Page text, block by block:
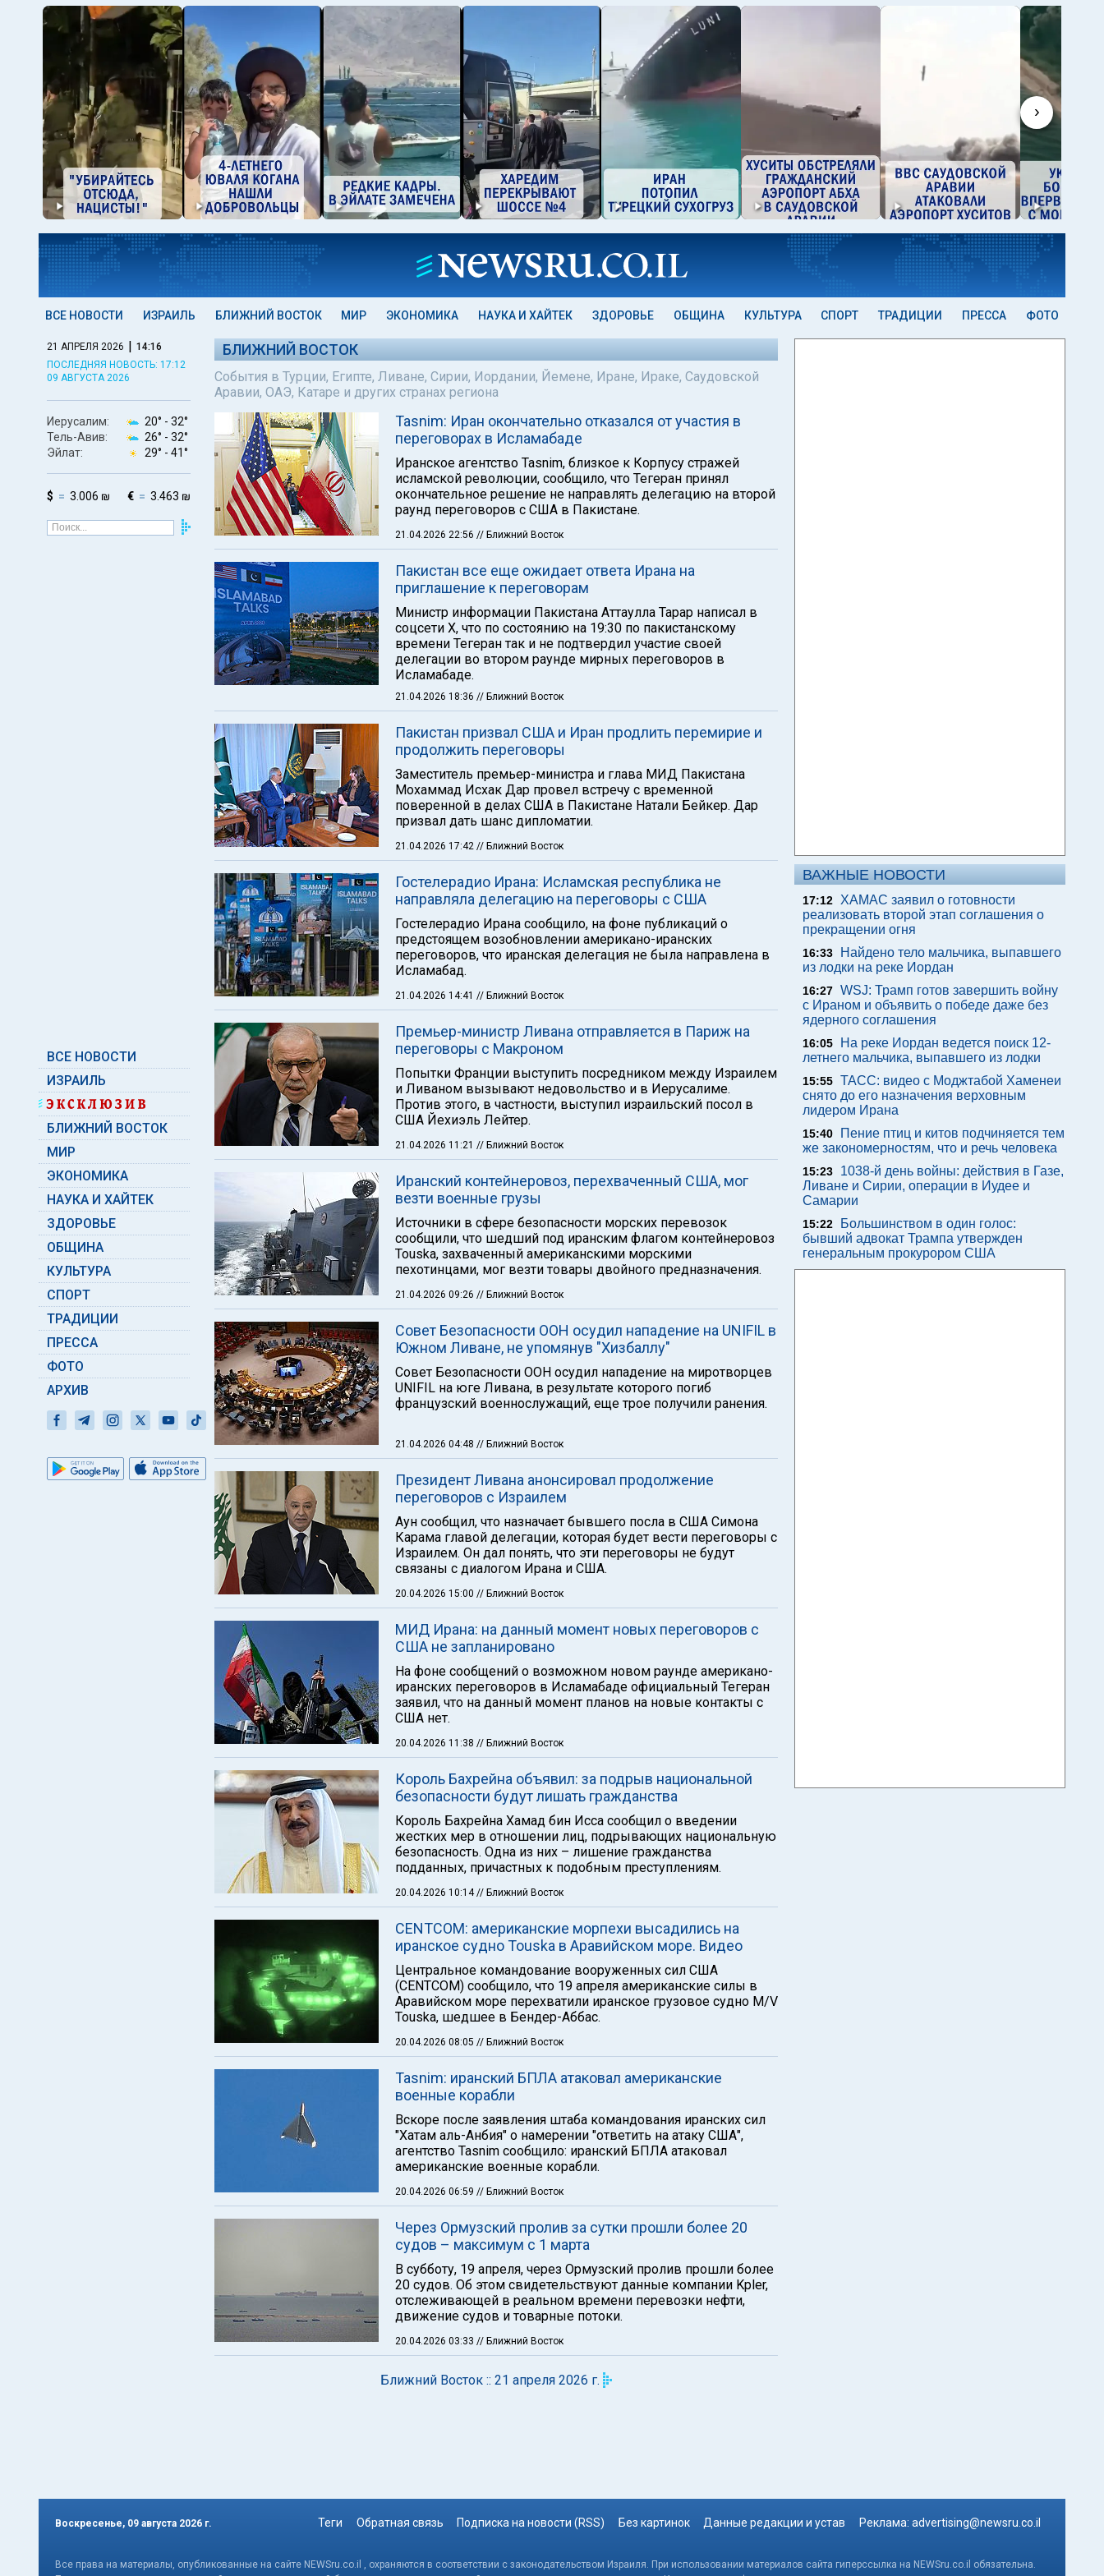
›
ВСЕ НОВОСТИ ИЗРАИЛЬ БЛИЖНИЙ ВОСТОК МИР ЭКОНОМИКА НАУКА И ХАЙТЕК ЗДОРОВЬЕ ОБЩИНА КУЛЬТУРА СПОРТ ТРАДИЦИИ ПРЕССА ФОТО
21 АПРЕЛЯ 2026 | 14:16
ПОСЛЕДНЯЯ НОВОСТЬ: 17:12
09 АВГУСТА 2026
Иерусалим: 20° - 32°
Тель-Авив:
26° - 32°
Эйлат:
29° - 41°
$ 3.006 ₪ € 3.463 ₪
ВСЕ НОВОСТИ
ИЗРАИЛЬ
БЛИЖНИЙ ВОСТОК
МИР
ЭКОНОМИКА
НАУКА И ХАЙТЕК
ЗДОРОВЬЕ
ОБЩИНА
КУЛЬТУРА
СПОРТ
ТРАДИЦИИ
ПРЕССА
ФОТО
АРХИВ
БЛИЖНИЙ ВОСТОК
События в Турции, Египте, Ливане, Сирии, Иордании, Йемене, Иране, Ираке, Саудовской
Аравии, ОАЭ, Катаре и других странах региона
Tasnim: Иран окончательно отказался от участия в
переговорах в Исламабаде
Иранское агентство Tasnim, близкое к Корпусу стражей
исламской революции, сообщило, что Тегеран принял
окончательное решение не направлять делегацию на второй
раунд переговоров с США в Пакистане.
21.04.2026 22:56 // Ближний Восток
Пакистан все еще ожидает ответа Ирана на
приглашение к переговорам
Министр информации Пакистана Аттаулла Тарар написал в
соцсети Х, что по состоянию на 19:30 по пакистанскому
времени Тегеран так и не подтвердил участие своей
делегации во втором раунде мирных переговоров в
Исламабаде.
21.04.2026 18:36 // Ближний Восток
Пакистан призвал США и Иран продлить перемирие и
продолжить переговоры
Заместитель премьер-министра и глава МИД Пакистана
Мохаммад Исхак Дар провел встречу с временной
поверенной в делах США в Пакистане Натали Бейкер. Дар
призвал дать шанс дипломатии.
21.04.2026 17:42 // Ближний Восток
Гостелерадио Ирана: Исламская республика не
направляла делегацию на переговоры с США
Гостелерадио Ирана сообщило, на фоне публикаций о
предстоящем возобновлении американо-иранских
переговоров, что иранская делегация не была направлена в
Исламабад.
21.04.2026 14:41 // Ближний Восток
Премьер-министр Ливана отправляется в Париж на
переговоры с Макроном
Попытки Франции выступить посредником между Израилем
и Ливаном вызывают недовольство и в Иерусалиме.
Против этого, в частности, выступил израильский посол в
США Йехиэль Лейтер.
21.04.2026 11:21 // Ближний Восток
Иранский контейнеровоз, перехваченный США, мог
везти военные грузы
Источники в сфере безопасности морских перевозок
сообщили, что шедший под иранским флагом контейнеровоз
Touska, захваченный американскими морскими
пехотинцами, мог везти товары двойного предназначения.
21.04.2026 09:26 // Ближний Восток
Совет Безопасности ООН осудил нападение на UNIFIL в
Южном Ливане, не упомянув "Хизбаллу"
Совет Безопасности ООН осудил нападение на миротворцев
UNIFIL на юге Ливана, в результате которого погиб
французский военнослужащий, еще трое получили ранения.
21.04.2026 04:48 // Ближний Восток
Президент Ливана анонсировал продолжение
переговоров с Израилем
Аун сообщил, что назначает бывшего посла в США Симона
Карама главой делегации, которая будет вести переговоры с
Израилем. Он дал понять, что эти переговоры не будут
связаны с диалогом Ирана и США.
20.04.2026 15:00 // Ближний Восток
МИД Ирана: на данный момент новых переговоров с
США не запланировано
На фоне сообщений о возможном новом раунде американо-
иранских переговоров в Исламабаде официальный Тегеран
заявил, что на данный момент планов на новые контакты с
США нет.
20.04.2026 11:38 // Ближний Восток
Король Бахрейна объявил: за подрыв национальной
безопасности будут лишать гражданства
Король Бахрейна Хамад бин Исса сообщил о введении
жестких мер в отношении лиц, подрывающих национальную
безопасность. Одна из них – лишение гражданства
подданных, причастных к подобным преступлениям.
20.04.2026 10:14// Ближний Восток
CENTCOM: американские морпехи высадились на
иранское судно Touska в Аравийском море. Видео
Центральное командование вооруженных сил США
(CENTCOM) сообщило, что 19 апреля американские силы в
Аравийском море перехватили иранское грузовое судно M/V
Touska, шедшее в Бендер-Аббас.
20.04.2026 08:05 // Ближний Восток
Tasnim: иранский БПЛА атаковал американские
военные корабли
Вскоре после заявления штаба командования иранских сил
"Хатам аль-Анбия" о намерении "ответить на атаку США",
агентство Tasnim сообщило: иранский БПЛА атаковал
американские военные корабли.
20.04.2026 06:59 // Ближний Восток
Через Ормузский пролив за сутки прошли более 20
судов – максимум с 1 марта
В субботу, 19 апреля, через Ормузский пролив прошли более
20 судов. Об этом свидетельствуют данные компании Kpler,
отслеживающей в реальном времени перевозки нефти,
движение судов и товарные потоки.
20.04.2026 03:33 // Ближний Восток
Ближний Восток :: 21 апреля 2026 г.
ВАЖНЫЕ НОВОСТИ
17:12
ХАМАС заявил о готовности
реализовать второй этап соглашения о
прекращении огня
16:33
Найдено тело мальчика, выпавшего
из лодки на реке Иордан
16:27 WSJ: Трамп готов завершить войну
с Ираном и объявить о победе даже без
ядерного соглашения
16:05
На реке Иордан ведется поиск 12-
летнего мальчика, выпавшего из лодки
15:55 ТАСС: видео с Моджтабой Хаменеи
снято до его назначения верховным
лидером Ирана
15:40
Пение птиц и китов подчиняется тем
же закономерностям, что и речь человека
15:23
1038-й день войны: действия в Газе,
Ливане и Сирии, операции в Иудее и
Самарии
15:22
Большинством в один голос:
бывший адвокат Трампа утвержден
генеральным прокурором США
Воскресенье, 09 августа 2026 г. Теги Обратная связь Подписка на новости (RSS) Без картинок Данные редакции и устав Реклама: advertising@newsru.co.il
Все права на материалы, опубликованные на сайте NEWSru.co.il , охраняются в соответствии с законодательством Израиля. При использовании материалов сайта гиперссылка на NEWSru.co.il обязательна.